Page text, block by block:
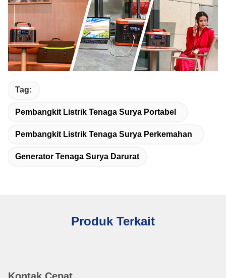
Tag:
Pembangkit Listrik Tenaga Surya Portabel
Pembangkit Listrik Tenaga Surya Perkemahan
Generator Tenaga Surya Darurat
Produk Terkait